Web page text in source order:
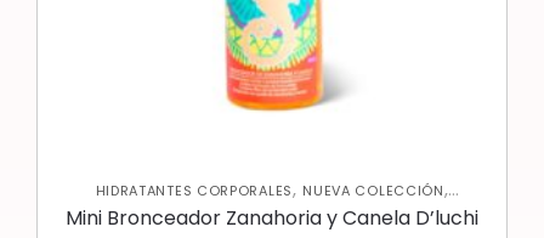
HIDRATANTES CORPORALES, NUEVA COLECCIÓN,
PROTECTOR SOLAR,SKIN CARE CORPORAL
Mini Bronceador Zanahoria y Canela D’luchi